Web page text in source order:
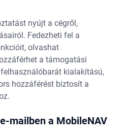
nyújt a cégről,
Fedezheti fel a
olvashat
a támogatási
kialakítású,
hozzáférést biztosít a
mailben a MobileNAV